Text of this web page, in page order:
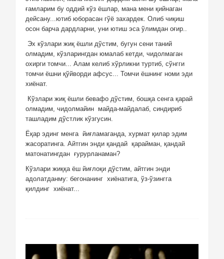
ғамларим бу оддий кўз ёшлар, мана мени қийнаган
дейсану...ютиб юборасан гўё захардек. Олиб чиқиш
осон барча дардларни, уни ютиш эса ўлимдан оғир..
Эх кўзлари жиқ ёшли дўстим, бугун сени таний
олмадим, кўзларингдан юмалаб кетди, чидолмаган
охирги томчи... Алам келиб хўрликни туртиб, сўнгги
томчи ёшни қўйворди афсус... Томчи ёшнинг номи эди
хиёнат.
Кўзлари жиқ ёшли бевафо дўстим, бошқа сенга қарай
олмадим, чидолмайин майда-майдалаб, синдириб
ташладим дўстлик кўзгусин.
Ёқар эдинг менга йиғламаганда, хурмат қилар эдим
жасоратинга. Айтгин энди қандай қарайман, қандай
матонатингдан ғурурланаман?
Кўзлари жиққа ёш йиғлоқи дўстим, айтгин энди
адолатданму: бегонанинг хиёнатига, ўз-ўзингга
қилдинг хиёнат...